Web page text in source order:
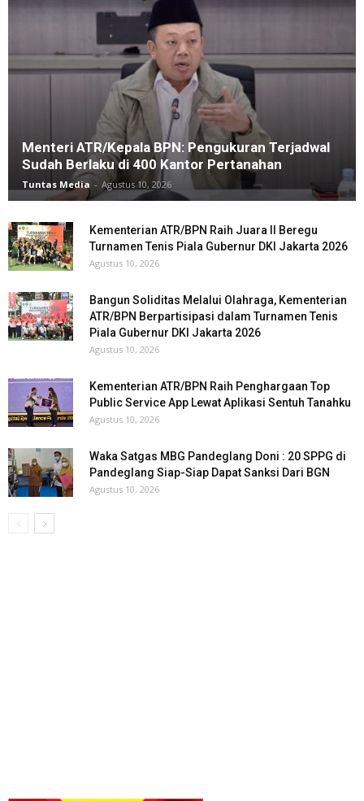
Menteri ATR/Kepala BPN: Pengukuran Terjadwal
Sudah Berlaku di 400 Kantor Pertanahan
Tuntas Media - Agustus 10, 2026
Kementerian ATR/BPN Raih Juara II Beregu
Turnamen Tenis Piala Gubernur DKI Jakarta 2026
Agustus 10, 2026
Bangun Soliditas Melalui Olahraga, Kementerian
ATR/BPN Berpartisipasi dalam Turnamen Tenis
Piala Gubernur DKI Jakarta 2026
Agustus 10, 2026
Kementerian ATR/BPN Raih Penghargaan Top
Public Service App Lewat Aplikasi Sentuh Tanahku
Agustus 10, 2026
Waka Satgas MBG Pandeglang Doni : 20 SPPG di
Pandeglang Siap-Siap Dapat Sanksi Dari BGN
Agustus 10, 2026